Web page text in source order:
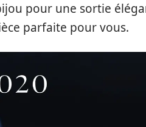
pour une sortie
parfaite pour vous.